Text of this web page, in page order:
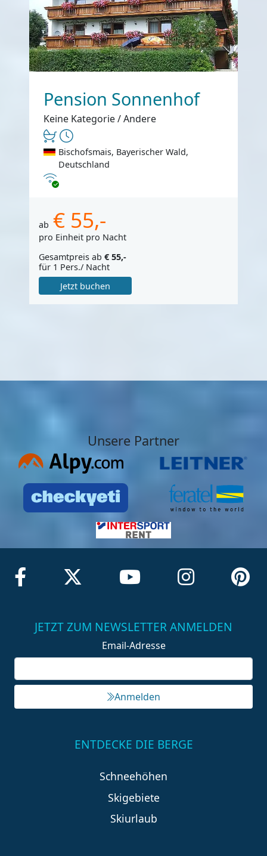
Pension Sonnenhof
Keine Kategorie / Andere
Bischofsmais, Bayerischer Wald,
Deutschland
Internet
ab € 55,-
pro Einheit pro Nacht
Gesamtpreis ab € 55,-
für 1 Pers./ Nacht
Jetzt buchen
Unsere Partner
JETZT ZUM NEWSLETTER ANMELDEN
Email-Adresse
Anmelden
ENTDECKE DIE BERGE
Schneehöhen
Skigebiete
Skiurlaub